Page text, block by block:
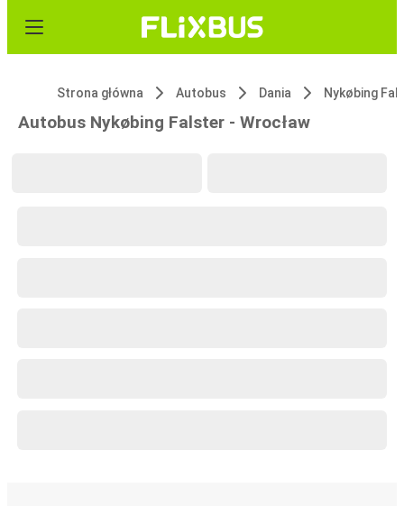
Strona główna Autobus Dania Nykøbing
Autobus Nykøbing Falster - Wrocław